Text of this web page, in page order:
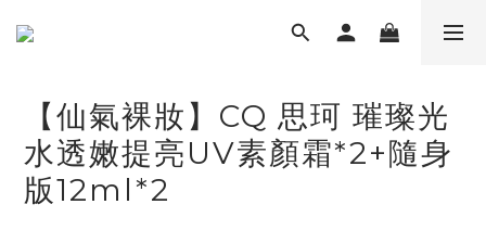
【仙氣裸妝】CQ 思珂 璀璨光
水透嫩提亮UV素顏霜*2+隨身
版12ml*2